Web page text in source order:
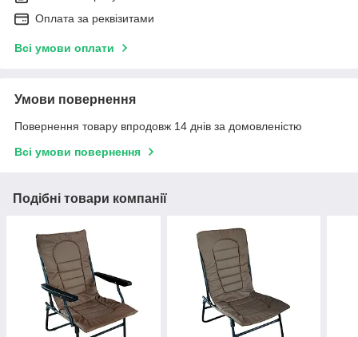
Оплата за реквізитами
Всі умови оплати
Умови повернення
Повернення товару впродовж 14 днів за домовленістю
Всі умови повернення
Подібні товари компанії